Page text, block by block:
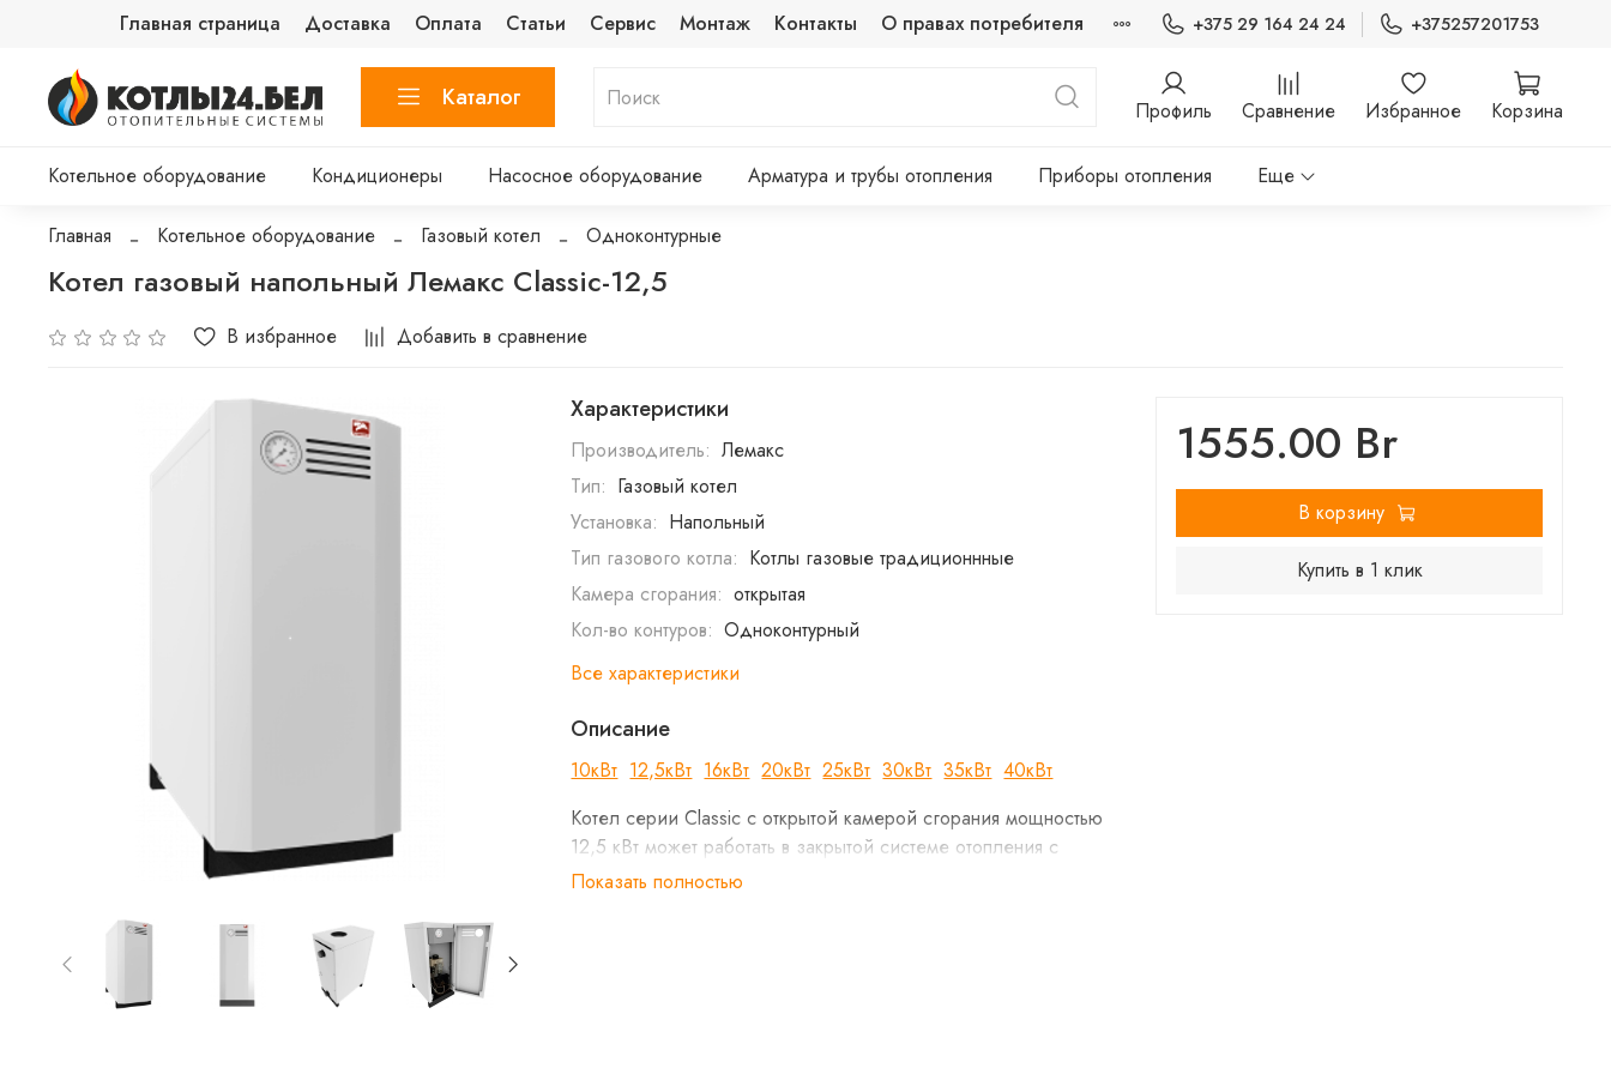
Главная страница Доставка Оплата Статьи Сервис Монтаж Контакты О правах потребителя +375 29 164 24 24 +375257201753
Каталог Профиль Сравнение Избранное Корзина
Котельное оборудование Кондиционеры Насосное оборудование Арматура и трубы отопления Приборы отопления Еще
Главная Котельное оборудование Газовый котел Одноконтурные
Котел газовый напольный Лемакс Classic-12,5
В избранное Добавить в сравнение
Характеристики
Производитель: Лемакс
Тип: Газовый котел
Установка: Напольный
Тип газового котла: Котлы газовые традиционнные
Камера сгорания: открытая
Кол-во контуров: Одноконтурный
Все характеристики
Описание
10кВт 12,5кВт 16кВт 20кВт 25кВт 30кВт 35кВт 40кВт
Котел серии Classic с открытой камерой сгорания мощностью
12,5 кВт может работать в закрытой системе отопления с
рабочим давлением до 3 атм.
Показать полностью
1555.00 Br
В корзину
Купить в 1 клик